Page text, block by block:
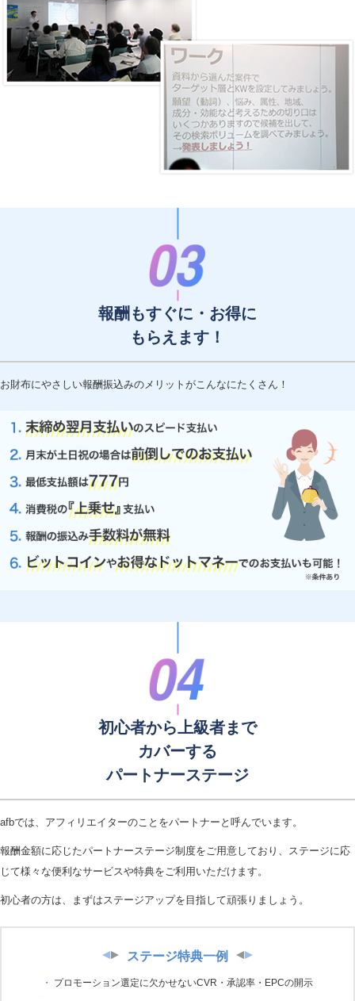
報酬もすぐに・お得に
もらえます！
お財布にやさしい報酬振込みのメリットがこんなにたくさん！
初心者から上級者まで
カバーする
パートナーステージ
afbでは、アフィリエイターのことをパートナーと呼んでいます。
報酬金額に応じたパートナーステージ制度をご用意しており、ステージに応
じて様々な便利なサービスや特典をご利用いただけます。
初心者の方は、まずはステージアップを目指して頑張りましょう。
ステージ特典一例
プロモーション選定に欠かせないCVR・承認率・EPCの開示